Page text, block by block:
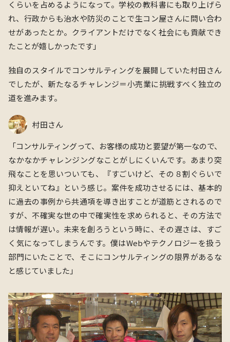
くらいを 占めるようになって。学校の教科書にも取り上げら
れ、行政からも治水や防災のことで生コン屋さんに問い合わ
せがあったとか。クライアントだけでなく社会にも貢献でき
たことが嬉しかったです」
独自のスタイルでコンサルティングを展開していた村田さん
でしたが、新たなるチャレンジ＝小売業に挑戦すべく独立の
道を進みます。
村田さん
「コンサルティングって、 お客様の成功と要望が第一なので、
なかなかチャレンジングなことがしにくいんです。あまり突
飛なことを思いついても、『すごいけど、その８割ぐらいで
抑えといてね』という感じ。案件を成功させるには、基本的
に過去の事例から共通項を導き出すことが道筋とされるので
すが、不確実な世の中で確実性を求められると、その方法で
は情報が遅い。 未来を創ろう という時に、その遅さは、すご
く気になってしまうんです。僕はWebやテクノロジーを扱う
部門にいたことで、そこにコンサルティングの限界があるな
と感じていました」